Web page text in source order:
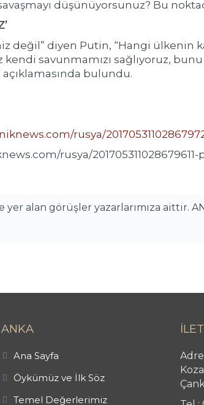
savaşmayı düşünüyorsunuz? Bu
değil” diyen Putin, “Hangi
savunmamızı sağlıyoruz,
bulundu.
rusya/
rusya/
yer alan görüşler yazarlarımıza aittir.
ANKA
Ana Sayfa
Öykümüz ve İlk Söz
Temel Değerlerimiz